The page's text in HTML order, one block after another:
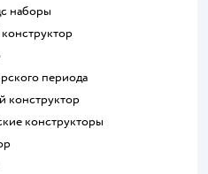
наборы
конструктор
периода
конструктор
конструкторы